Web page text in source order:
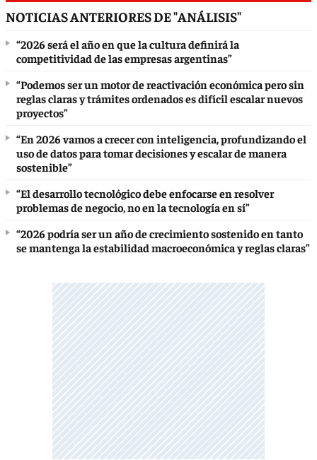
NOTICIAS ANTERIORES DE "ANÁLISIS"
“2026 será el año en que la cultura definirá la
competitividad de las empresas argentinas”
“Podemos ser un motor de reactivación económica pero sin
reglas claras y trámites ordenados es difícil escalar nuevos
proyectos”
“En 2026 vamos a crecer con inteligencia, profundizando el
uso de datos para tomar decisiones y escalar de manera
sostenible”
“El desarrollo tecnológico debe enfocarse en resolver
problemas de negocio, no en la tecnología en sí”
“2026 podría ser un año de crecimiento sostenido en tanto
se mantenga la estabilidad macroeconómica y reglas claras”